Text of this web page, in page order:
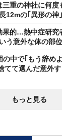
三重の神社に何
12mの｢異形の神
果的…熱中症研究
う意外な体の部位
の中で｢もう辞め
てて選んだ意外
もっと見る